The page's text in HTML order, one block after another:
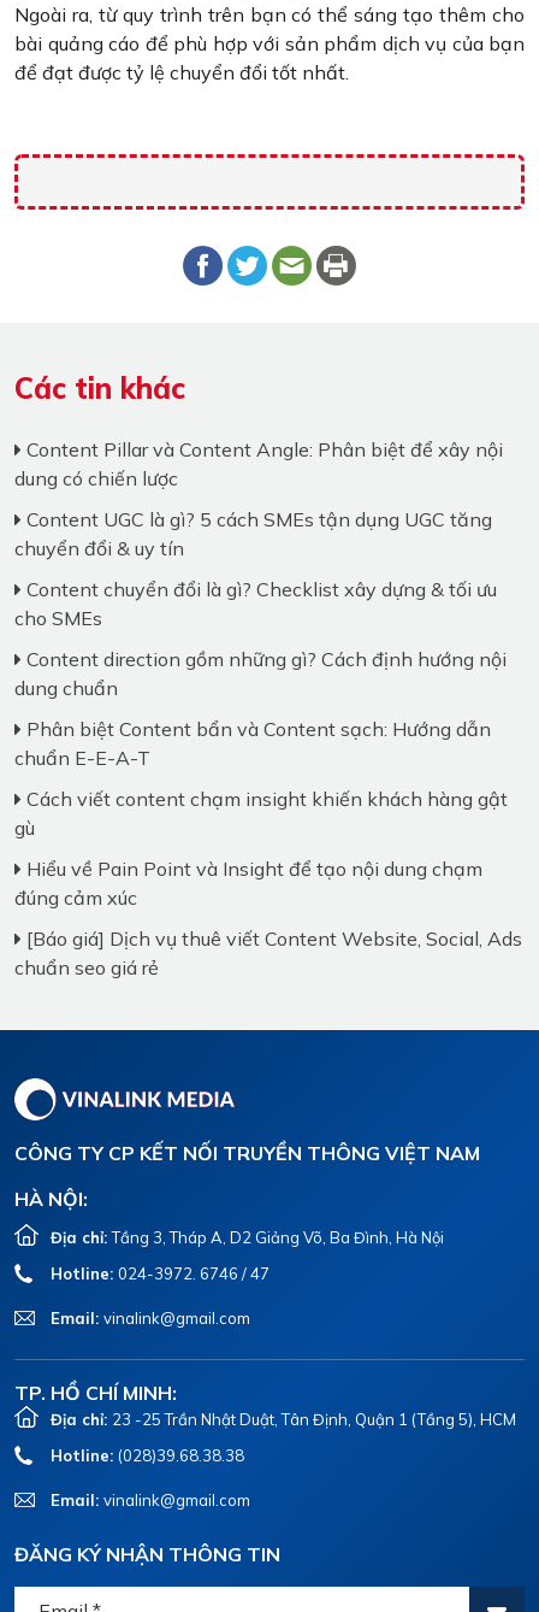
Ngoài ra, từ quy trình trên bạn có thể sáng tạo thêm cho
bài quảng cáo để phù hợp với sản phẩm dịch vụ của bạn
để đạt được tỷ lệ chuyển đổi tốt nhất.
Các tin khác
Content Pillar và Content Angle: Phân biệt để xây nội
dung có chiến lược
Content UGC là gì? 5 cách SMEs tận dụng UGC tăng
chuyển đổi & uy tín
Content chuyển đổi là gì? Checklist xây dựng & tối ưu
cho SMEs
Content direction gồm những gì? Cách định hướng nội
dung chuẩn
Phân biệt Content bẩn và Content sạch: Hướng dẫn
chuẩn E-E-A-T
Cách viết content chạm insight khiến khách hàng gật
gù
Hiểu về Pain Point và Insight để tạo nội dung chạm
đúng cảm xúc
[Báo giá] Dịch vụ thuê viết Content Website, Social, Ads
chuẩn seo giá rẻ
CÔNG TY CP KẾT NỐI TRUYỀN THÔNG VIỆT NAM
HÀ NỘI:
Địa chỉ:Tầng 3, Tháp A, D2 Giảng Võ, Ba Đình, Hà Nội
Hotline: 024-3972. 6746 / 47
Email: vinalink@gmail.com
TP. HỒ CHÍ MINH:
Địa chỉ: 23 -25 Trần Nhật Duật, Tân Định, Quận 1 (Tầng 5), HCM
Hotline: (028)39.68.38.38
Email: vinalink@gmail.com
ĐĂNG KÝ NHẬN THÔNG TIN